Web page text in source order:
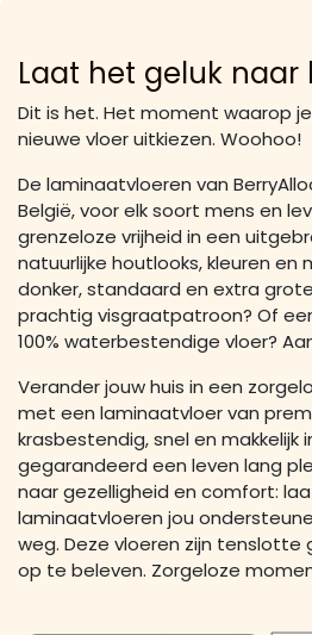
Laat het geluk naar
Dit is het. Het moment waarop
nieuwe vloer uitkiezen. Woohoo!
De laminaatvloeren van
België, voor elk soort mens en
grenzeloze vrijheid in een
natuurlijke houtlooks, kleuren en
donker, standaard en extra grote
prachtig visgraatpatroon? Of
100% waterbestendige vloer?
Verander jouw huis in een
met een laminaatvloer van
krasbestendig, snel en makkelijk
gegarandeerd een leven lang
naar gezelligheid en comfort:
laminaatvloeren jou
weg. Deze vloeren zijn tenslotte
op te beleven. Zorgeloze